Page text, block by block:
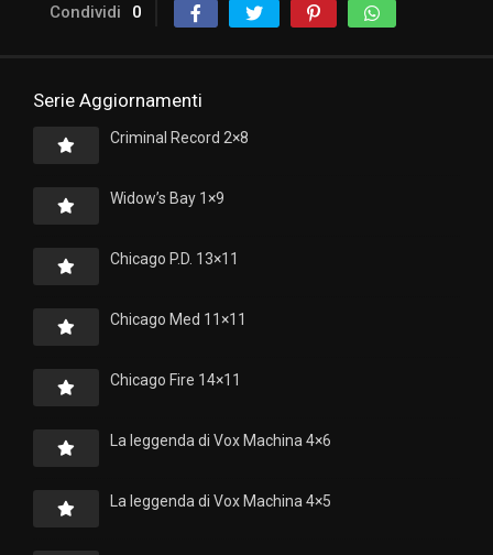
Condividi 0
Serie Aggiornamenti
Criminal Record 2×8
Widow’s Bay 1×9
Chicago P.D. 13×11
Chicago Med 11×11
Chicago Fire 14×11
La leggenda di Vox Machina 4×6
La leggenda di Vox Machina 4×5